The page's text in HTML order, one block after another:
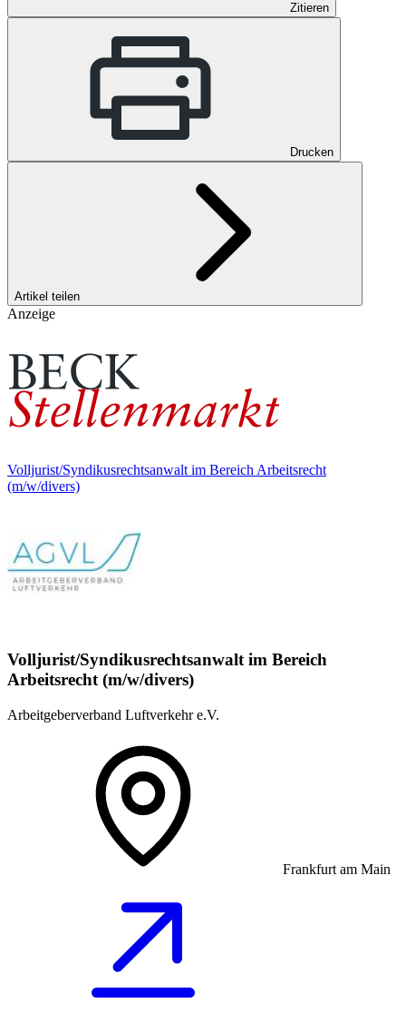
Zitieren
Drucken
Artikel teilen
Anzeige
Volljurist/Syndikusrechtsanwalt im Bereich Arbeitsrecht
(m/w/divers)
Volljurist/Syndikusrechtsanwalt im Bereich
Arbeitsrecht (m/w/divers)
Arbeitgeberverband Luftverkehr e.V.
Frankfurt am Main